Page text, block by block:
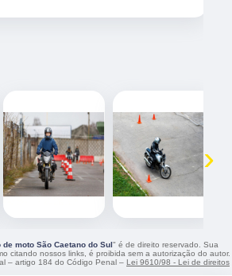
›
moto São Caetano do Sul" é de direito reservado. Sua
citando nossos links, é proibida sem a autorização do autor.
– artigo 184 do Código Penal – Lei 9610/98 - Lei de direitos